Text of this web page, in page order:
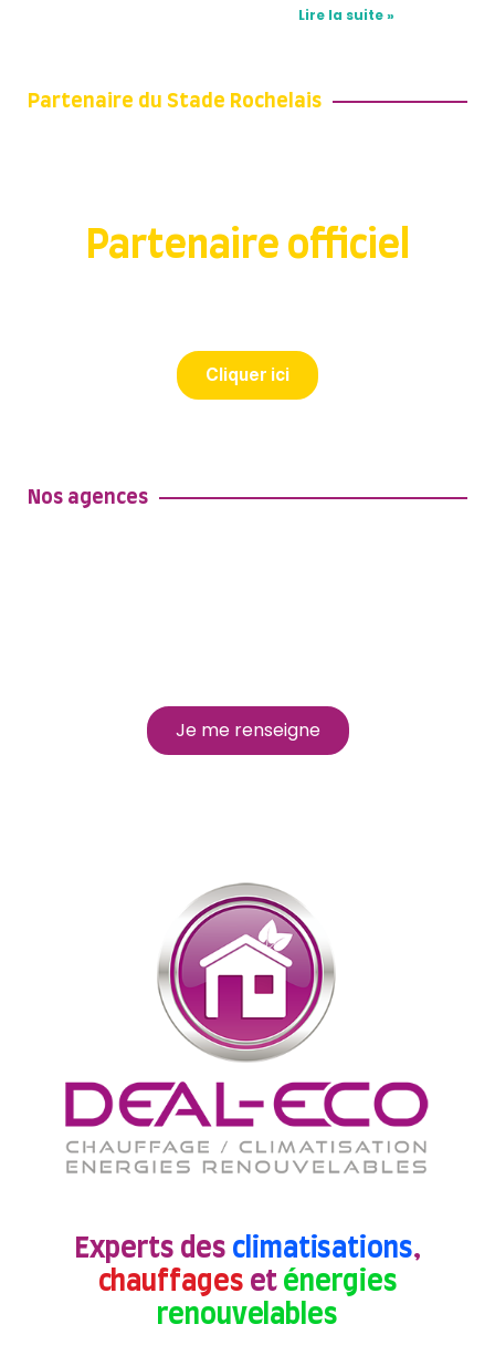
Lire la suite »
Partenaire du Stade Rochelais
Partenaire officiel
Cliquer ici
Nos agences
Je me renseigne
Experts des climatisations,
chauffages et énergies
renouvelables